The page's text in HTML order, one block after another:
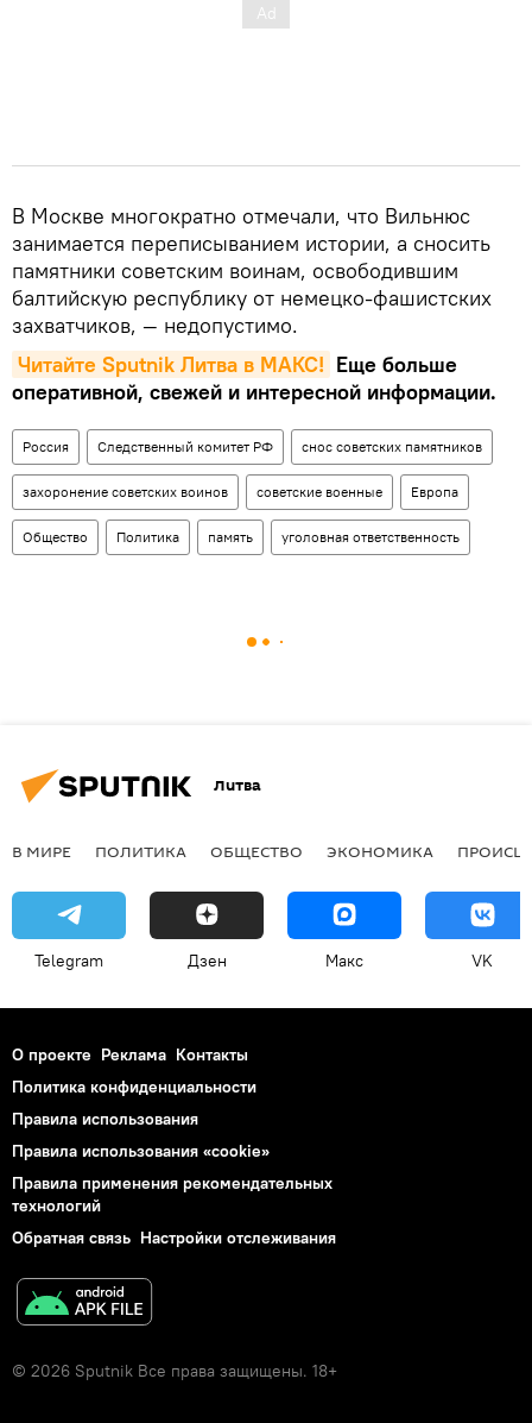
В Москве многократно отмечали, что Вильнюс
занимается переписыванием истории, а сносить
памятники советским воинам, освободившим
балтийскую республику от немецко-фашистских
захватчиков, — недопустимо.
Читайте Sputnik Литва в MAКС! Еще больше
оперативной, свежей и интересной информации.
Россия Следственный комитет РФ снос советских памятников
захоронение советских воинов советские военные Европа
Общество Политика память уголовная ответственность
Литва
В МИРЕ ПОЛИТИКА ОБЩЕСТВО ЭКОНОМИКА
Telegram Дзен Макс VK
О проекте Реклама Контакты
Политика конфиденциальности
Правила использования
Правила использования «cookie»
Правила применения рекомендательных
технологий
Обратная связь Настройки отслеживания
© 2026 Sputnik Все права защищены. 18+